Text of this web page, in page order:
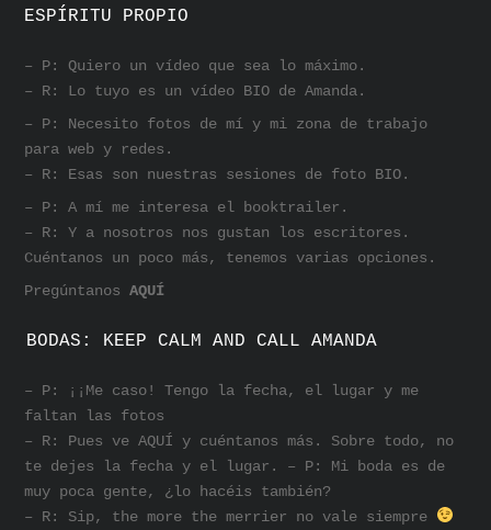
ESPÍRITU PROPIO
– P: Quiero un vídeo que sea lo máximo.
– R: Lo tuyo es un vídeo BIO de Amanda.
– P: Necesito fotos de mí y mi zona de trabajo
para web y redes.
– R: Esas son nuestras sesiones de foto BIO.
– P: A mí me interesa el booktrailer.
– R: Y a nosotros nos gustan los escritores.
Cuéntanos un poco más, tenemos varias opciones.
PregúntanosAQUÍ
BODAS: KEEP CALM AND CALL AMANDA
– P: ¡¡Me caso! Tengo la fecha, el lugar y me
faltan las fotos
– R: Pues ve AQUÍ y cuéntanos más. Sobre todo, no
te dejes la fecha y el lugar. – P: Mi boda es de
muy poca gente, ¿lo hacéis también?
– R: Sip, the more the merrier no vale siempre